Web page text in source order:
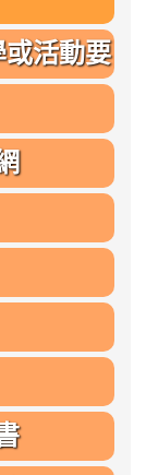
活動要